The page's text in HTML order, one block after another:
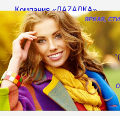
Компания «ЛАZАЛКА»
приглашает Вас к
сотрудничеству